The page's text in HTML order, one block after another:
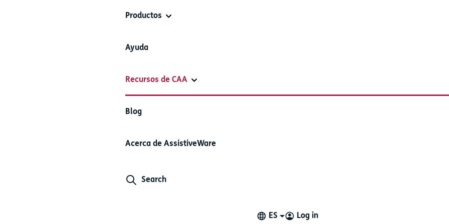
Productos
Ayuda
Recursos de CAA
Blog
Acerca de AssistiveWare
Search
ES Log in